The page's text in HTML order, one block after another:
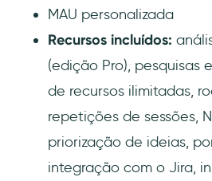
MAU personalizada
Recursos incluídos:
(edição Pro), pesquisas
de recursos ilimitadas,
repetições de sessões,
priorização de ideias,
integração com o Jira,